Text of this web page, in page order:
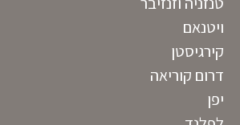
ויטנאם
קירגיסטן
דרום קוריאה
יפן